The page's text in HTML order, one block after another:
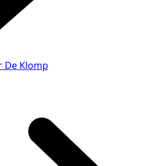
De Klomp